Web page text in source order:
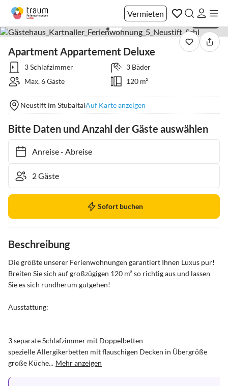
Vermieten
Apartment Appartement Deluxe
3 Schlafzimmer
3 Bäder
Max. 6 Gäste
120 m²
Neustift im StubaitalAuf Karte anzeigen
Bitte Daten und Anzahl der Gäste auswählen
Anreise- Abreise
Sofort buchen
Beschreibung
Die größte unserer Ferienwohnungen garantiert Ihnen Luxus pur!
Breiten Sie sich auf großzügigen 120 m² so richtig aus und lassen
Sie es sich rundherum gutgehen!
Ausstattung:
3 separate Schlafzimmer mit Doppelbetten
spezielle Allergikerbetten mit flauschigen Decken in Übergröße
große Küche... Mehr anzeigen